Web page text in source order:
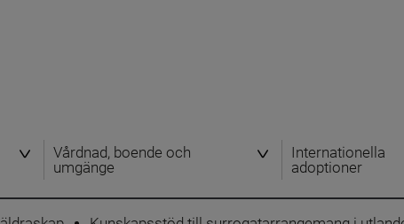
Vårdnad, boende och
umgänge
Internationella
adoptioner